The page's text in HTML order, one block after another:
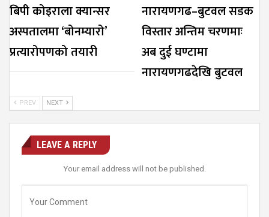
बिपी कोइराला क्यान्सर
अस्पतालमा ‘बोनम्यारो’
प्रत्यारोपणको तयारी
नारायणगढ–बुटवल सडक
विस्तार अन्तिम चरणमाः
अब दुई घण्टामा
नारायणगढदेखि बुटवल
PREV NEXT
LEAVE A REPLY
Your email address will not be published.